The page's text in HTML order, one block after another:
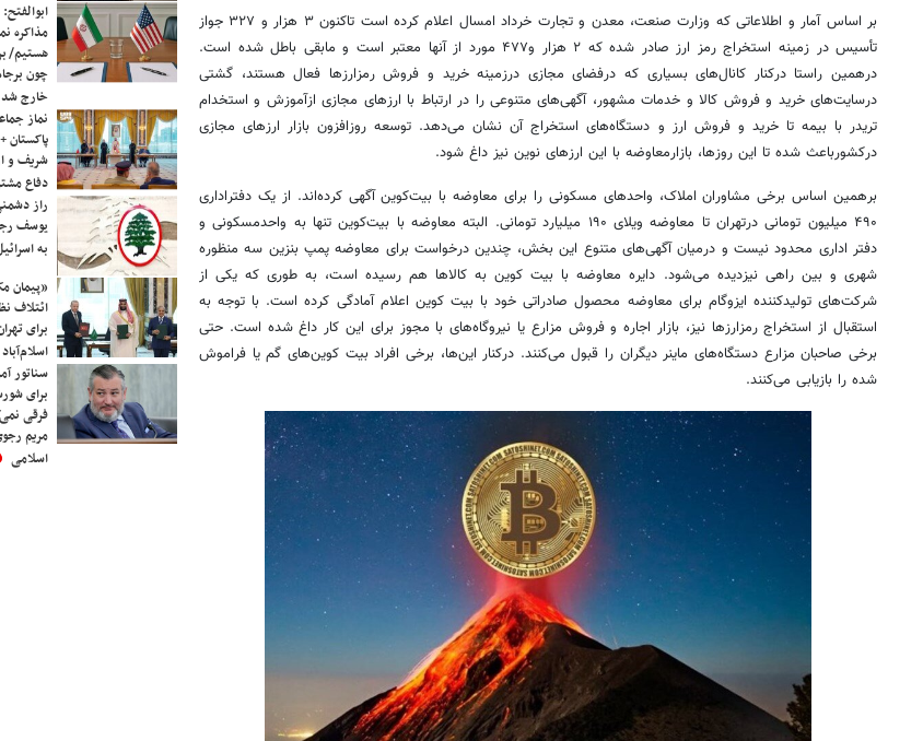
بر اساس آمار و اطلاعاتی که وزارت صنعت، معدن و تجارت خرداد امسال اعلام کرده است تاکنون ۳ هزار و ۳۲۷ جواز
تأسیس در زمینه استخراج رمز ارز صادر شده که ۲ هزار و۴۷۷ مورد از آنها معتبر است و مابقی باطل شده است.
درهمین راستا درکنار کانال‌های بسیاری که درفضای مجازی درزمینه خرید و فروش رمزارزها فعال هستند، گشتی
درسایت‌های خرید و فروش کالا و خدمات مشهور، آگهی‌های متنوعی را در ارتباط با ارزهای مجازی ازآموزش و استخدام
تریدر با بیمه تا خرید و فروش ارز و دستگاه‌های استخراج آن نشان می‌دهد. توسعه روزافزون بازار ارزهای مجازی
درکشورباعث شده تا این روزها، بازارمعاوضه با این ارزهای نوین نیز داغ شود.
برهمین اساس برخی مشاوران املاک، واحدهای مسکونی را برای معاوضه با بیت‌کوین آگهی کرده‌اند. از یک دفتراداری
۴۹۰ میلیون تومانی درتهران تا معاوضه ویلای ۱۹۰ میلیارد تومانی. البته معاوضه با بیت‌کوین تنها به واحدمسکونی و
دفتر اداری محدود نیست و درمیان آگهی‌های متنوع این بخش، چندین درخواست برای معاوضه پمپ بنزین سه منظوره
شهری و بین راهی نیزدیده می‌شود. دایره معاوضه با بیت کوین به کالاها هم رسیده است، به طوری که یکی از
شرکت‌های تولیدکننده ایزوگام برای معاوضه محصول صادراتی خود با بیت کوین اعلام آمادگی کرده است. با توجه به
استقبال از استخراج رمزارزها نیز، بازار اجاره و فروش مزارع یا نیروگاه‌های با مجوز برای این کار داغ شده است. حتی
برخی صاحبان مزارع دستگاه‌های ماینر دیگران را قبول می‌کنند. درکنار این‌ها، برخی افراد بیت کوین‌های گم یا فراموش
شده را بازیابی می‌کنند.
مذاکره
هستیم/
چون
خارج شد
نماز
شریف و
دفاع
راز
یوسف
به
«پیمان
ائتلاف
برای
سناتور
برای
فرقی
مریم
اسلامی